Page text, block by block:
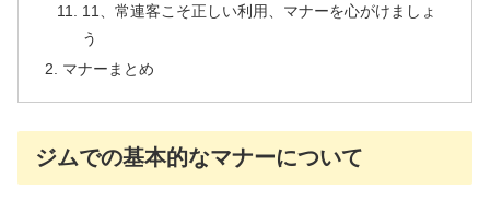
11、常連客こそ正しい利用、マナーを心がけましょ
う
マナーまとめ
ジムでの基本的なマナーについて